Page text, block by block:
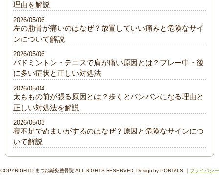
理由を解説
左の肋骨が痛いのはなぜ？放置していい痛みと危険なサイ
ンについて解説
2026/05/06
バドミントン・テニスで肩が痛い原因とは？プレー中・後
に多い症状と正しい対処法
2026/05/06
太ももの前が張る原因とは？歩くとパンパンになる理由と
正しい対処法を解説
2026/05/04
寝不足でめまいがするのはなぜ？原因と危険なサインにつ
いて解説
2026/05/03
COPYRIGHT© まつお鍼灸整骨院 ALL RIGHTS RESERVED. Design by PORTALS ｜
プライバシー